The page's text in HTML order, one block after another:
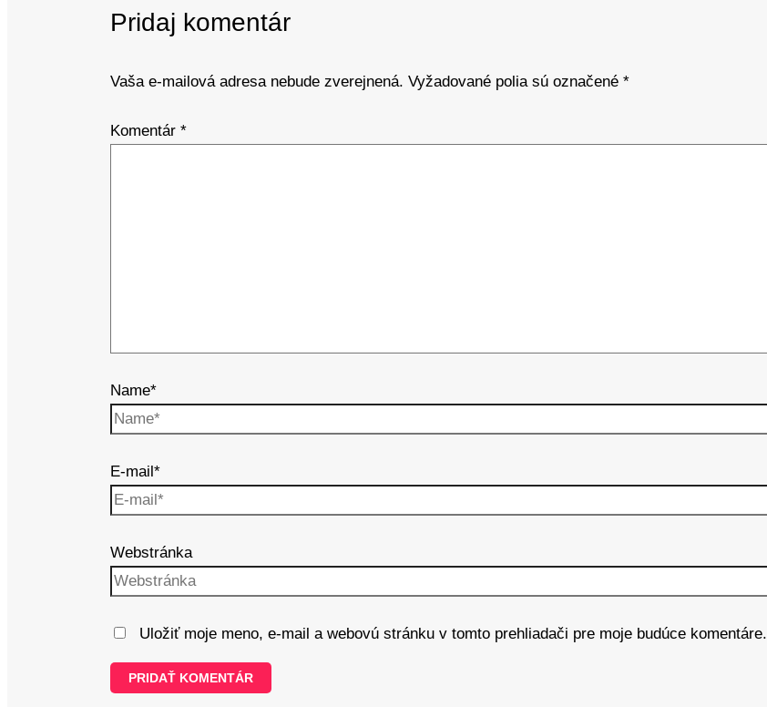
Pridaj komentár
Vaša e-mailová adresa nebude zverejnená. Vyžadované polia sú označené*
Komentár*
Name*
E-mail*
Webstránka
Uložiť moje meno, e-mail a webovú stránku v tomto prehliadači pre moje budúce komentáre.